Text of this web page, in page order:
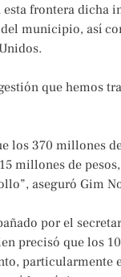
frontera dicha
municipio, así
que hemos
los 370 millones
millones de
aseguró Gim
por el
precisó que los
particularmente